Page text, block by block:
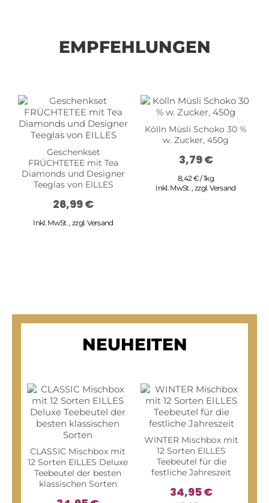
EMPFEHLUNGEN
Geschenkset
FRÜCHTETEE mit Tea
Diamonds und Designer
Teeglas von EILLES
26,99 €
Inkl. MwSt. ,zzgl.Versand
Kölln Müsli Schoko 30 %
w. Zucker, 450g
3,79 €
8,42 € / 1kg
Inkl. MwSt. ,zzgl.Versand
NEUHEITEN
CLASSIC Mischbox mit
12 Sorten EILLES Deluxe
Teebeutel der besten
klassischen Sorten
WINTER Mischbox mit
12 Sorten EILLES
Teebeutel für die
festliche Jahreszeit
34,95 €